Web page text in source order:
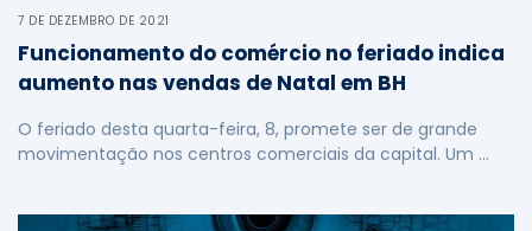
7 DE DEZEMBRO DE 2021
Funcionamento do comércio no feriado indica
aumento nas vendas de Natal em BH
O feriado desta quarta-feira, 8, promete ser de grande
movimentação nos centros comerciais da capital. Um …